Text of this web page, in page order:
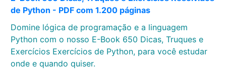
de Python - PDF com 1.200 páginas
Domine lógica de programação e a linguagem
Python com o nosso E-Book 650 Dicas, Truques e
Exercícios Exercícios de Python, para você estudar
onde e quando quiser.